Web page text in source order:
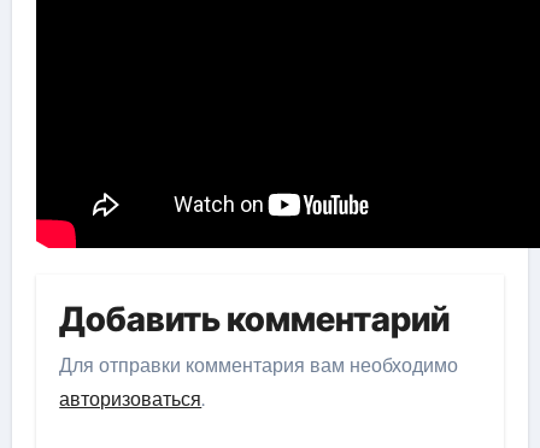
Добавить комментарий
Для отправки комментария вам необходимо
авторизоваться.